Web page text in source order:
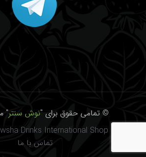
© تمامی حقوق برای "نوش سنتر"
Drinks International Shop
تماس با ما